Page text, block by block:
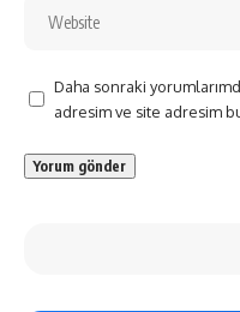
Daha sonraki
adresim ve site adresim